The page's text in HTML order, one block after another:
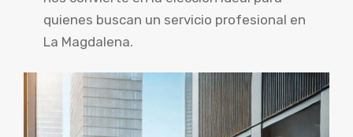
quienes buscan un servicio profesional en
La Magdalena.